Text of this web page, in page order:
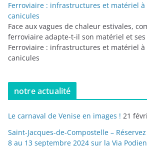
Ferroviaire : infrastructures et matériel à
canicules
Face aux vagues de chaleur estivales,
ferroviaire adapte-t-il son matériel et
Ferroviaire : infrastructures et matériel à
canicules
notre actualité
Le carnaval de Venise en images ! 21
Saint-Jacques-de-Compostelle –
8 au 13 septembre 2024 sur la Via